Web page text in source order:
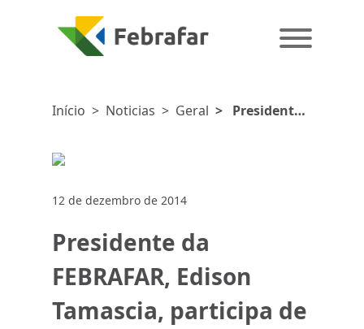
Início > Noticias > Geral > Presidente
em São Paulo
12 de dezembro de 2014
Presidente da
FEBRAFAR, Edison
Tamascia, participa de